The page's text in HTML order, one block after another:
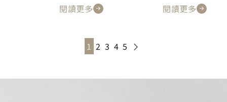
閱讀更多
閱讀更多
1 2 3 4 5